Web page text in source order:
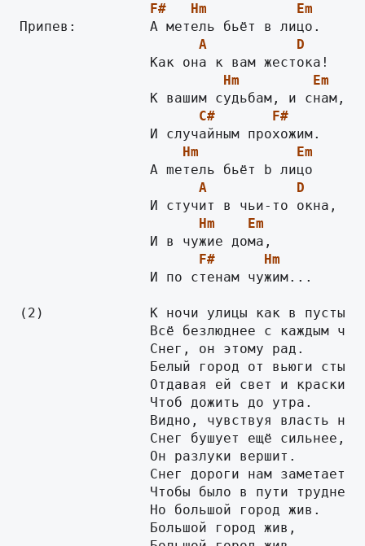
F# Hm
Em
A
D
Hm
Em
C#
F#
Hm
Em
A
D
Hm
Em
F#
Hm
                И по стенам чужим...
(2)		К ночи улицы как в пустыне,